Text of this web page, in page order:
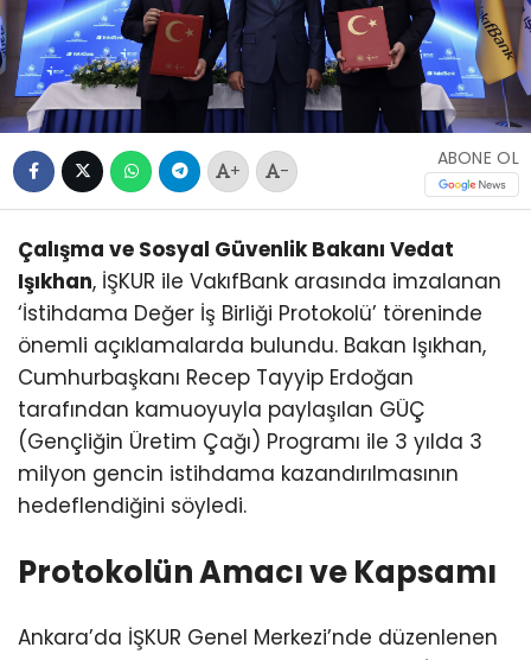
+ -
ABONE OL
Çalışma ve Sosyal Güvenlik Bakanı Vedat
Işıkhan, İŞKUR ile VakıfBank arasında imzalanan
‘İstihdama Değer İş Birliği Protokolü’ töreninde
önemli açıklamalarda bulundu. Bakan Işıkhan,
Cumhurbaşkanı Recep Tayyip Erdoğan
tarafından kamuoyuyla paylaşılan GÜÇ
(Gençliğin Üretim Çağı) Programı ile 3 yılda 3
milyon gencin istihdama kazandırılmasının
hedeflendiğini söyledi.
Protokolün Amacı ve Kapsamı
Ankara’da İŞKUR Genel Merkezi’nde düzenlenen